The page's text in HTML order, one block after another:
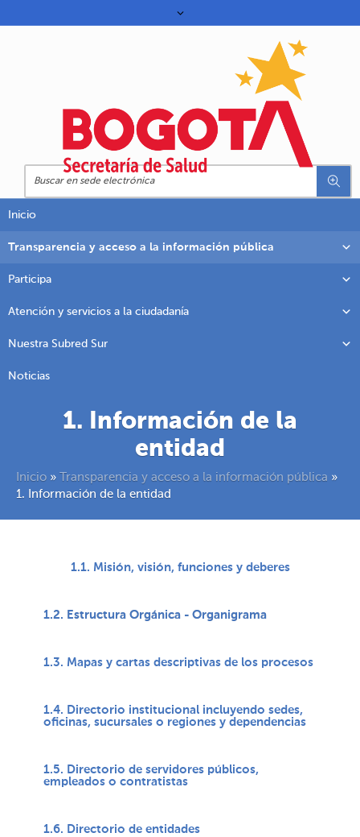
Inicio
Transparencia y acceso a la información pública
Participa
Atención y servicios a la ciudadanía
Nuestra Subred Sur
Noticias
1. Información de la
entidad
Inicio » Transparencia y acceso a la información pública »
1. Información de la entidad
1.1. Misión, visión, funciones y deberes
1.2. Estructura Orgánica - Organigrama
1.3. Mapas y cartas descriptivas de los procesos
1.4. Directorio institucional incluyendo sedes,
oficinas, sucursales o regiones y dependencias
1.5. Directorio de servidores públicos,
empleados o contratistas
1.6. Directorio de entidades